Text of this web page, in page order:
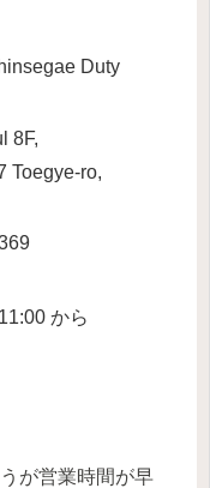
Duty
8F,
Toegye-ro,
から
が営業時間が早